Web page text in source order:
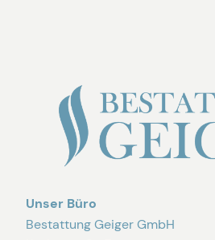
Unser Büro
Bestattung Geiger GmbH